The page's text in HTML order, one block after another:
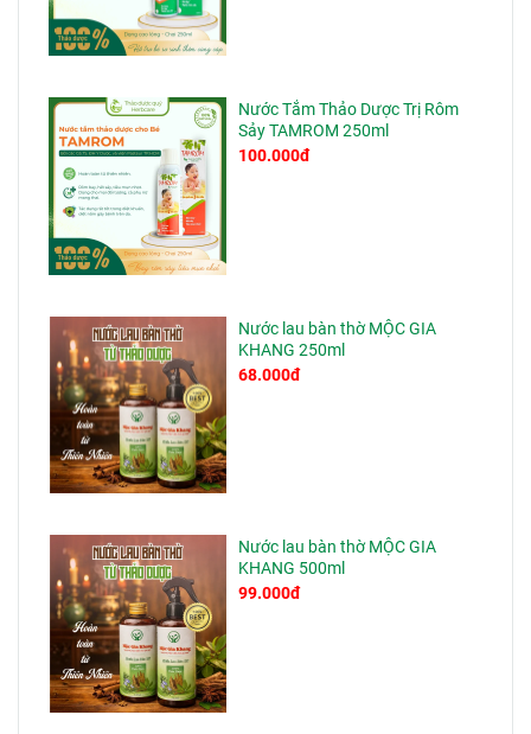
Nước Tắm Thảo Dược Trị Rôm
Sảy TAMROM 250ml
100.000đ
Nước lau bàn thờ MỘC GIA
KHANG 250ml
68.000đ
Nước lau bàn thờ MỘC GIA
KHANG 500ml
99.000đ